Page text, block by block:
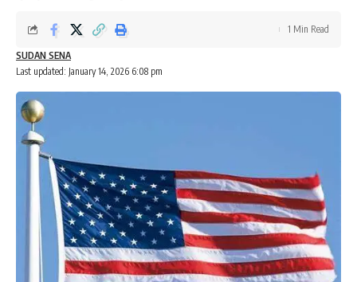
Last updated: January 14, 2026 6:08 pm
SUDAN SENA
1 Min Read